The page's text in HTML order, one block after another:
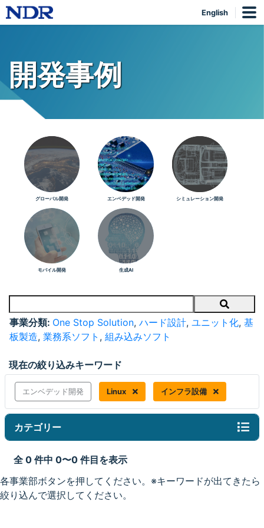
English
開発事例
グローバル開発 エンベデッド開発 シミュレーション開発
モバイル開発 生成AI
Search
事業分類: One Stop Solution, ハード設計, ユニット化, 基
板製造, 業務系ソフト , 組み込みソフト
現在の絞り込みキーワード
エンベデッド開発 Linux インフラ設備
カテゴリー
全 0 件中 0〜0 件目を表示
各事業部ボタンを押してください。※キーワードが出てきたら
絞り込んで選択してください。